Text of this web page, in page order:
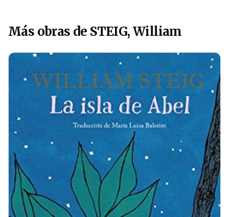
Más obras de STEIG, William